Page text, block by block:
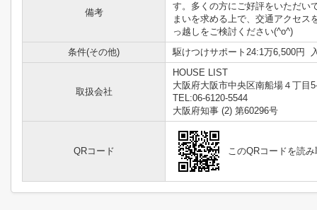
備考
す。多くの方にご好評をいただい
まいを求める上で、交通アクセス
っ越しをご検討ください(^o^)
条件(その他)
駆けつけサポート24:1万6,500円
取扱会社
HOUSE LIST
大阪府大阪市中央区南船場４丁目
TEL:06-6120-5544
大阪府知事 (2) 第60296号
QRコード このQRコードを読